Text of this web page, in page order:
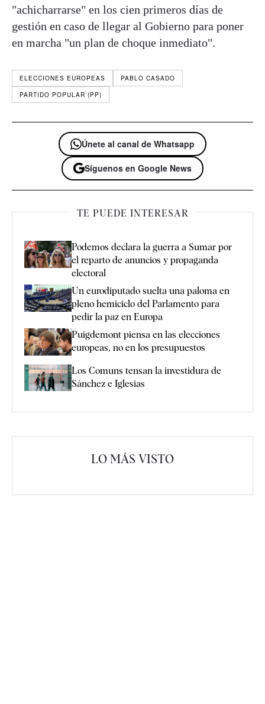
"achicharrarse" en los cien primeros días de
gestión en caso de llegar al Gobierno para poner
en marcha "un plan de choque inmediato".
ELECCIONES EUROPEAS
PABLO CASADO
PARTIDO POPULAR (PP)
Únete al canal de Whatsapp
Síguenos en Google News
TE PUEDE INTERESAR
Podemos declara la guerra a Sumar por
el reparto de anuncios y propaganda
electoral
Un eurodiputado suelta una paloma en
pleno hemiciclo del Parlamento para
pedir la paz en Europa
Puigdemont piensa en las elecciones
europeas, no en los presupuestos
Los Comuns tensan la investidura de
Sánchez e Iglesias
LO MÁS VISTO